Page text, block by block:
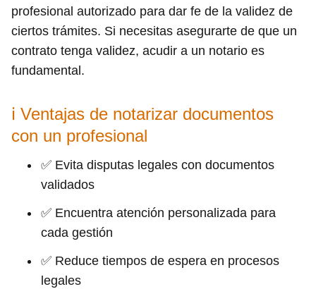
profesional autorizado para dar fe de la validez de
ciertos trámites. Si necesitas asegurarte de que un
contrato tenga validez, acudir a un notario es
fundamental.
ℹ Ventajas de notarizar documentos
con un profesional
✅ Evita disputas legales con documentos
validados
✅ Encuentra atención personalizada para
cada gestión
✅ Reduce tiempos de espera en procesos
legales